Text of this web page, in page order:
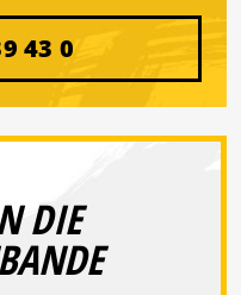
43 0
DIE